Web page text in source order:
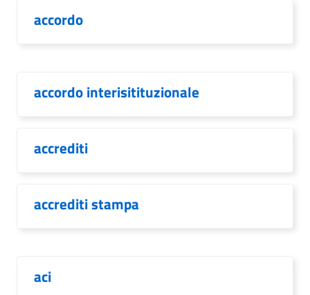
accordo
accordo interisitituzionale
accrediti
accrediti stampa
aci